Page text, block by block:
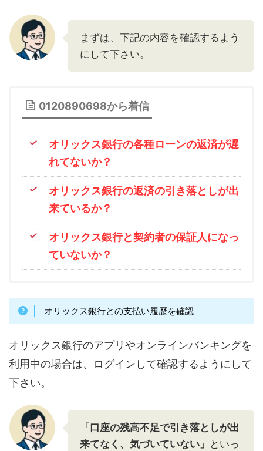
まずは、下記の内容を確認するよう
にして下さい。
0120890698から着信
オリックス銀行の各種ローンの返済が遅
れてないか？
オリックス銀行の返済の引き落としが出
来ているか？
オリックス銀行と契約者の保証人になっ
ていないか？
オリックス銀行との支払い履歴を確認
オリックス銀行のアプリやオンラインバンキングを
利用中の場合は、ログインして確認するようにして
下さい。
「口座の残高不足で引き落としが出
来てなく、気づいていない」 といっ